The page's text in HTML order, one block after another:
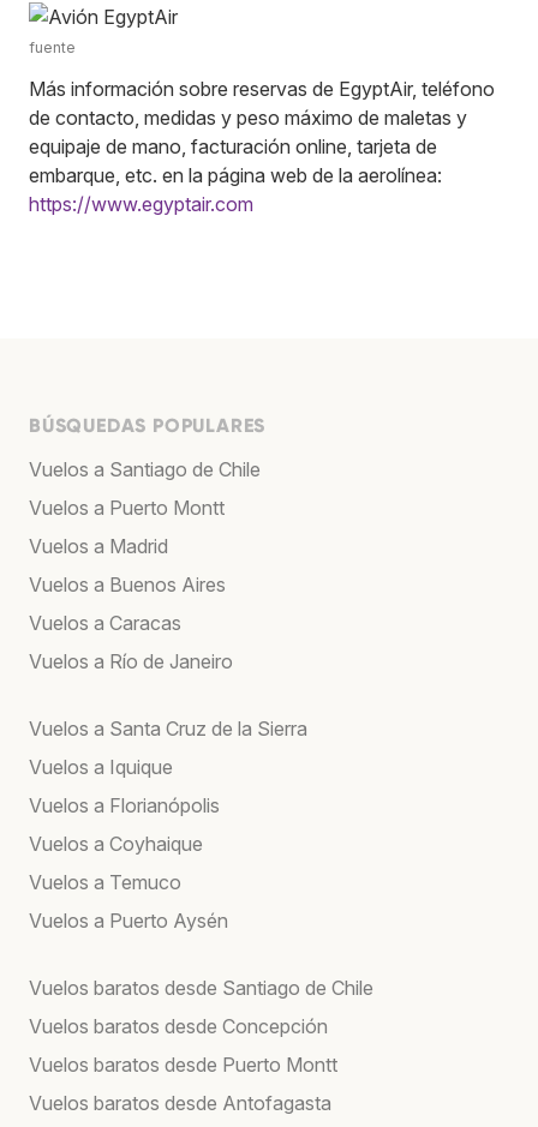
fuente
Más información sobre reservas de EgyptAir, teléfono
de contacto, medidas y peso máximo de maletas y
equipaje de mano, facturación online, tarjeta de
embarque, etc. en la página web de la aerolínea:
https://www.egyptair.com
BÚSQUEDAS POPULARES
Vuelos a Santiago de Chile
Vuelos a Puerto Montt
Vuelos a Madrid
Vuelos a Buenos Aires
Vuelos a Caracas
Vuelos a Río de Janeiro
Vuelos a Santa Cruz de la Sierra
Vuelos a Iquique
Vuelos a Florianópolis
Vuelos a Coyhaique
Vuelos a Temuco
Vuelos a Puerto Aysén
Vuelos baratos desde Santiago de Chile
Vuelos baratos desde Concepción
Vuelos baratos desde Puerto Montt
Vuelos baratos desde Antofagasta